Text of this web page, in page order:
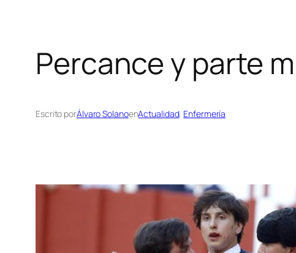
Percance y parte
Escrito porÁlvaro SolanoenActualidad, Enfermería